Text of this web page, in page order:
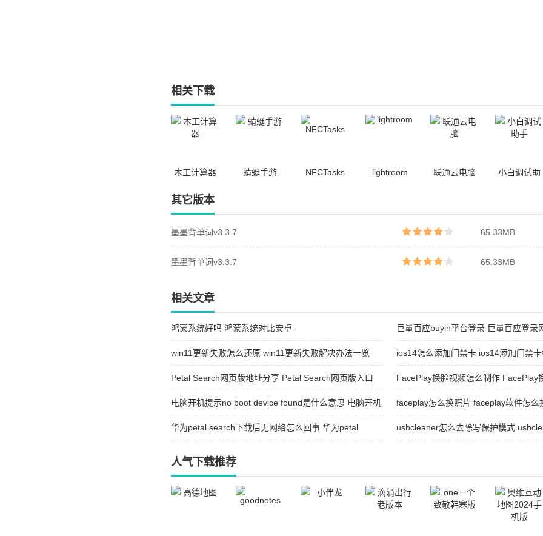
相关下载
木工计算器 蜻蜓手游 NFCTasks lightroom 联通云电脑
小白调试助
其它版本
墨墨背单词v3.3.7 65.33MB
墨墨背单词v3.3.7 65.33MB
相关文章
鸿蒙系统好吗 鸿蒙系统对比安卓 巨量百应buyin平台登录 巨量百应登录
win11更新失败怎么还原 win11更新失败解决办法一览
2026
ios14怎么添加门禁卡 ios14添加门禁
Petal Search网页版地址分享 Petal Search网页版入口 FacePlay换脸视频怎么制作 FacePlay
电脑开机提示no boot device found是什么意思 电脑开机
提示no boot device found修复教程
faceplay怎么换照片 faceplay软件怎么
华为petal search下载后无网络怎么回事 华为petal usbcleaner怎么去除写保护模式
人气下载推荐